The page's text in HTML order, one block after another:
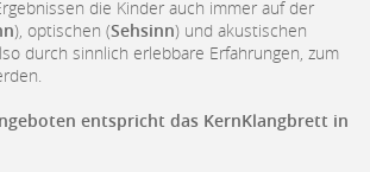
die Kinder auch immer auf der
), optischen (Sehsinn) und akustischen
durch sinnlich erlebbare Erfahrungen, zum
entspricht das KernKlangbrett in